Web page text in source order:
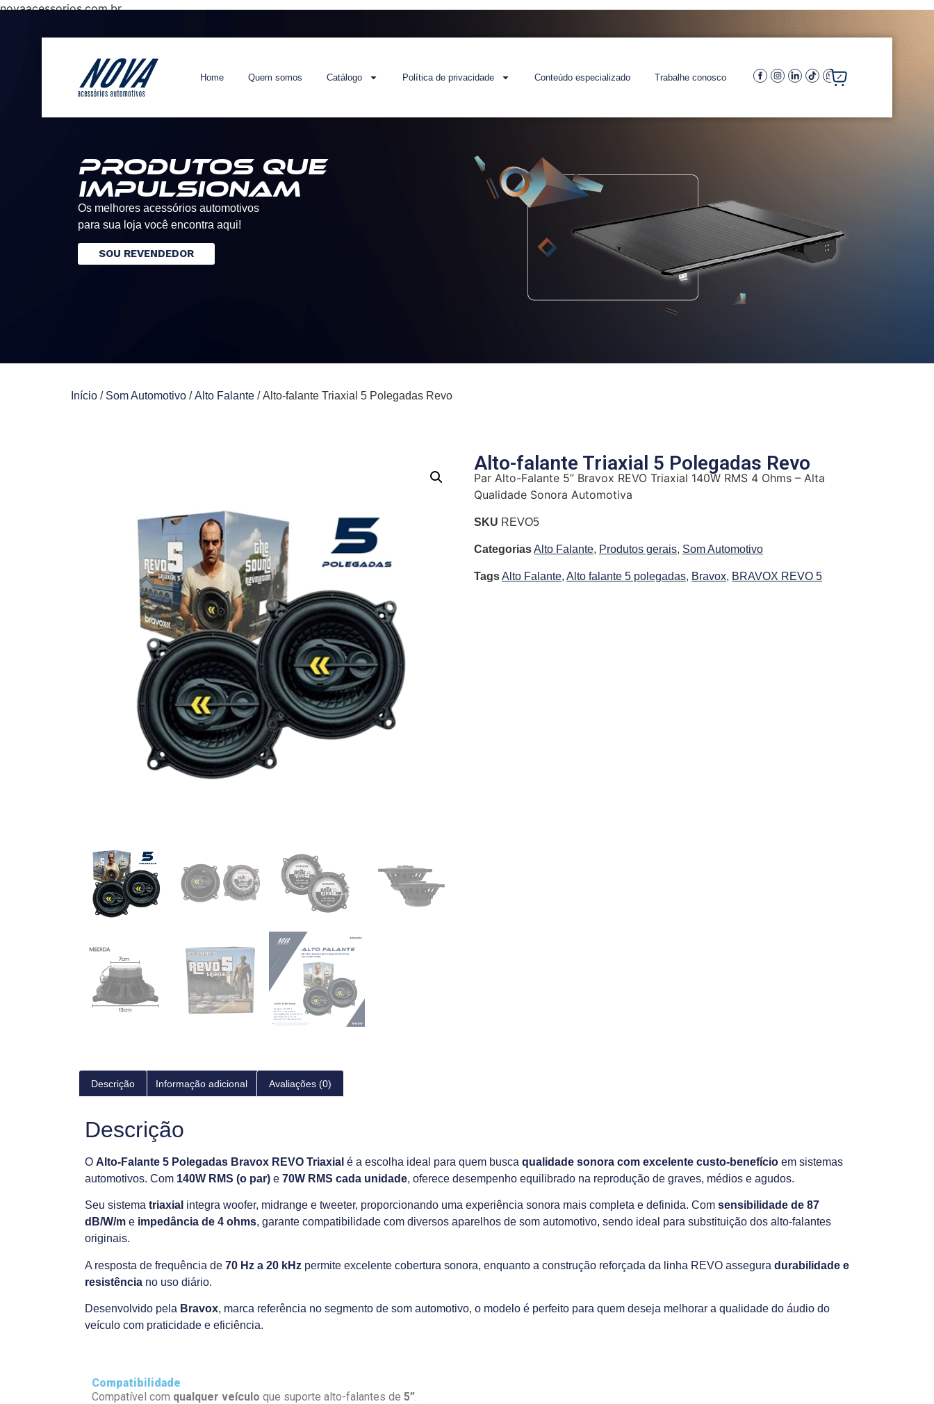
novaacessorios.com.br
Home Quem somos Catálogo Política de privacidade Conteúdo especializado Trabalhe conosco
Produtos que
impulsionam
Os melhores acessórios automotivos
para sua loja você encontra aqui!
SOU REVENDEDOR
Início / Som Automotivo / Alto Falante / Alto-falante Triaxial 5 Polegadas Revo
Alto-falante Triaxial 5 Polegadas Revo
Par Alto-Falante 5” Bravox REVO Triaxial 140W RMS 4 Ohms – Alta
Qualidade Sonora Automotiva
SKU REVO5
CategoriasAlto Falante, Produtos gerais, Som Automotivo
TagsAlto Falante, Alto falante 5 polegadas, Bravox, BRAVOX REVO 5
Descrição Informação adicional Avaliações (0)
Descrição
O Alto-Falante 5 Polegadas Bravox REVO Triaxial é a escolha ideal para quem busca qualidade sonora com excelente custo-benefício em sistemas
automotivos. Com 140W RMS (o par) e 70W RMS cada unidade, oferece desempenho equilibrado na reprodução de graves, médios e agudos.
Seu sistema triaxial integra woofer, midrange e tweeter, proporcionando uma experiência sonora mais completa e definida. Com sensibilidade de 87
dB/W/m e impedância de 4 ohms, garante compatibilidade com diversos aparelhos de som automotivo, sendo ideal para substituição dos alto-falantes
originais.
A resposta de frequência de 70 Hz a 20 kHz permite excelente cobertura sonora, enquanto a construção reforçada da linha REVO assegura durabilidade e
resistência no uso diário.
Desenvolvido pela Bravox, marca referência no segmento de som automotivo, o modelo é perfeito para quem deseja melhorar a qualidade do áudio do
veículo com praticidade e eficiência.
Compatibilidade
Compatível com qualquer veículo que suporte alto-falantes de 5”.